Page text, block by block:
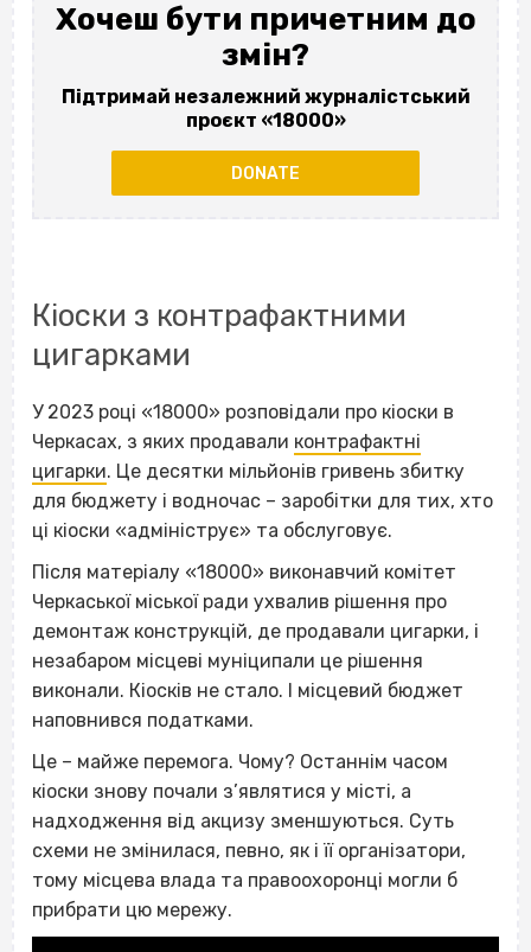
Хочеш бути причетним до
змін?
Підтримай незалежний журналістський
проєкт «18000»
DONATE
Кіоски з контрафактними
цигарками
У 2023 році «18000» розповідали про кіоски в
Черкасах, з яких продавали контрафактні
цигарки. Це десятки мільйонів гривень збитку
для бюджету і водночас – заробітки для тих, хто
ці кіоски «адмініструє» та обслуговує.
Після матеріалу «18000» виконавчий комітет
Черкаської міської ради ухвалив рішення про
демонтаж конструкцій, де продавали цигарки, і
незабаром місцеві муніципали це рішення
виконали. Кіосків не стало. І місцевий бюджет
наповнився податками.
Це – майже перемога. Чому? Останнім часом
кіоски знову почали з’являтися у місті, а
надходження від акцизу зменшуються. Суть
схеми не змінилася, певно, як і її організатори,
тому місцева влада та правоохоронці могли б
прибрати цю мережу.